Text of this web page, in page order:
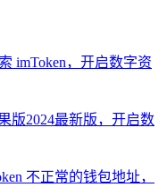
imToken，开启数字资
版2024最新版，开启数
不正常的钱包地址，